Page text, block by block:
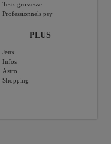
Tests grossesse
Professionnels psy
PLUS
Jeux
Infos
Astro
Shopping